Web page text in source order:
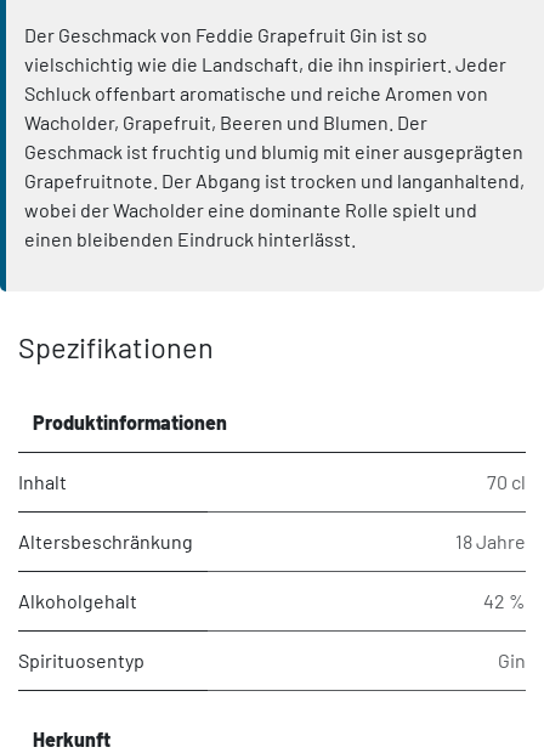
Der Geschmack von Feddie Grapefruit Gin ist so
vielschichtig wie die Landschaft, die ihn inspiriert. Jeder
Schluck offenbart aromatische und reiche Aromen von
Wacholder, Grapefruit, Beeren und Blumen. Der
Geschmack ist fruchtig und blumig mit einer ausgeprägten
Grapefruitnote. Der Abgang ist trocken und langanhaltend,
wobei der Wacholder eine dominante Rolle spielt und
einen bleibenden Eindruck hinterlässt.
Spezifikationen
Produktinformationen
Inhalt 70 cl
Altersbeschränkung 18 Jahre
Alkoholgehalt 42 %
Spirituosentyp Gin
Herkunft